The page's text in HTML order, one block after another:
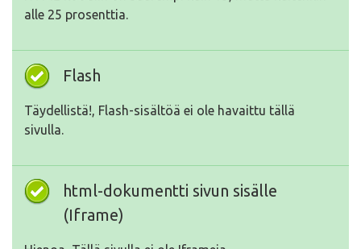
alle 25 prosenttia.
Flash
Täydellistä!, Flash-sisältöä ei ole havaittu tällä
sivulla.
html-dokumentti sivun sisälle
(Iframe)